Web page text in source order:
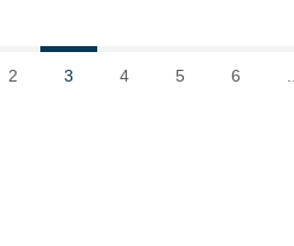
2 3 4 5 6